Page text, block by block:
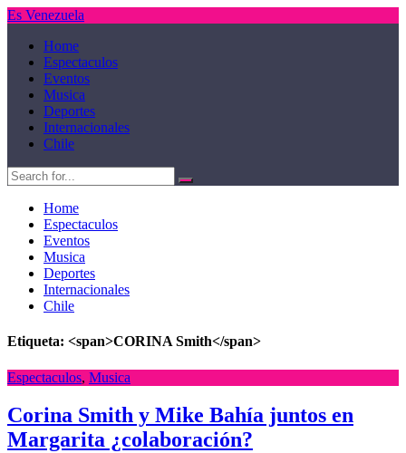
Es Venezuela
Home
Espectaculos
Eventos
Musica
Deportes
Internacionales
Chile
Home
Espectaculos
Eventos
Musica
Deportes
Internacionales
Chile
Etiqueta: <span>CORINA Smith</span>
Espectaculos, Musica
Corina Smith y Mike Bahía juntos en
Margarita ¿colaboración?